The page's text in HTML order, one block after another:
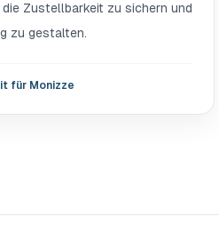
die Zustellbarkeit zu sichern und
zu gestalten.
für Monizze